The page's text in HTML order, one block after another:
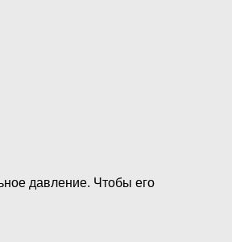
давление. Чтобы его